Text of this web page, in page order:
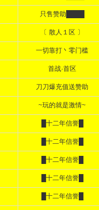
只售赞助████
〔 散人１区 〕
一切靠打丶零门槛
首战·首区
刀刀爆充值送赞助
~玩的就是激情~
█十二年信誉█
█十二年信誉█
█十二年信誉█
█十二年信誉█
█十二年信誉█